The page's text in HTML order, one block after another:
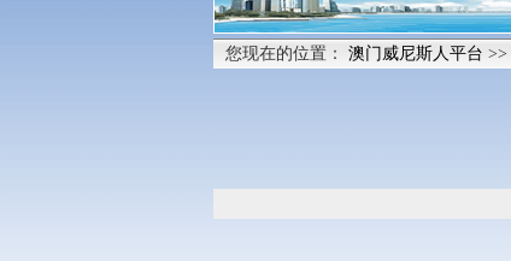
您现在的位置： 澳门威尼斯人平台 >>